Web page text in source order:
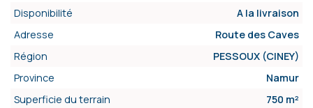
Disponibilité
A la livraison
Adresse
Route des Caves
Région
PESSOUX (CINEY)
Province
Namur
Superficie du terrain
750 m²